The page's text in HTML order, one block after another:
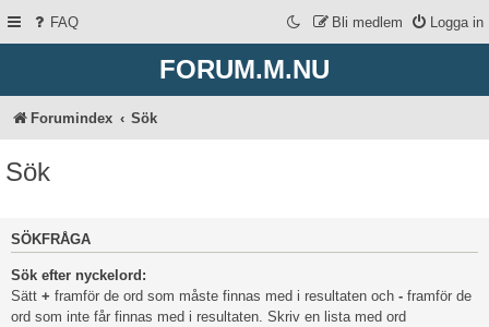
FAQ Logga in
Bli medlem
FORUM.M.NU
Forumindex Sök
Sök
SÖKFRÅGA
Sök efter nyckelord:
Sätt + framför de ord som måste finnas med i resultaten och - framför de
ord som inte får finnas med i resultaten. Skriv en lista med ord